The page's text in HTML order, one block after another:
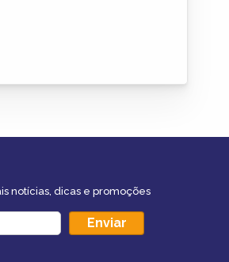
notícias, dicas e promoções